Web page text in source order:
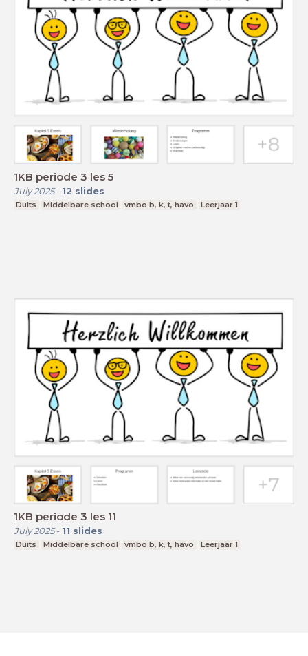
1KB periode 3 les 5
July 2025- 12 slides
Duits Middelbare school vmbo b, k, t, havo Leerjaar 1
1KB periode 3 les 11
July 2025- 11 slides
Duits Middelbare school vmbo b, k, t, havo Leerjaar 1